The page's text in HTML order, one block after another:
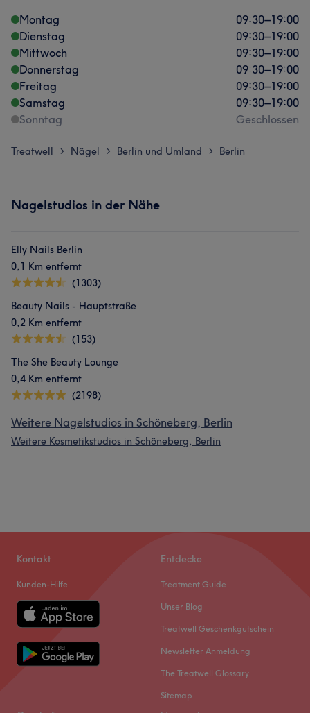
Montag
09:30–19:00
Dienstag
09:30–19:00
Mittwoch
09:30–19:00
Donnerstag
09:30–19:00
Freitag
09:30–19:00
Samstag
09:30–19:00
Sonntag
Geschlossen
Treatwell > Nägel > Berlin und Umland > Berlin
Nagelstudios in der Nähe
Elly Nails Berlin
0,1 Km entfernt
(1303)
Beauty Nails - Hauptstraße
0,2 Km entfernt
(153)
The She Beauty Lounge
0,4 Km entfernt
(2198)
Weitere Nagelstudios in Schöneberg, Berlin
Weitere Kosmetikstudios in Schöneberg, Berlin
Kontakt
Kunden-Hilfe
Entdecke
Treatment Guide
Unser Blog
Treatwell Geschenkgutschein
Newsletter Anmeldung
The Treatwell Glossary
Sitemap